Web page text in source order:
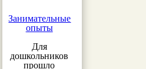
Занимательные
опыты
Для
дошкольников
прошло